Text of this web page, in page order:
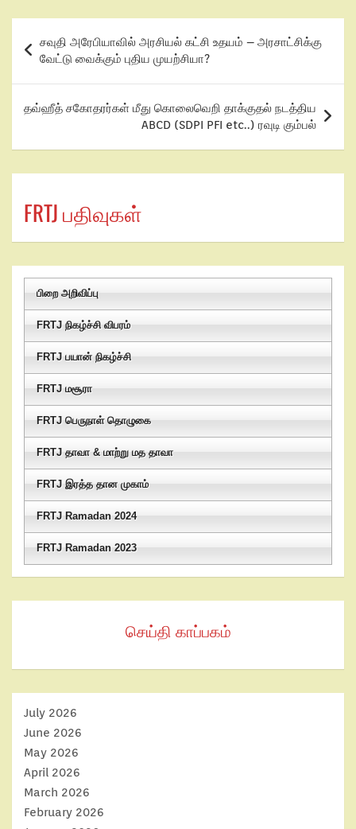
சவுதி அரேபியாவில் அரசியல் கட்சி உதயம் – அரசாட்சிக்கு
வேட்டு வைக்கும் புதிய முயற்சியா?
தவ்ஹீத் சகோதரர்கள் மீது கொலைவெறி தாக்குதல் நடத்திய
ABCD (SDPI PFI etc..) ரவுடி கும்பல்
FRTJ பதிவுகள்
பிறை அறிவிப்பு
FRTJ நிகழ்ச்சி விபரம்
FRTJ பயான் நிகழ்ச்சி
FRTJ மசூரா
FRTJ பெருநாள் தொழுகை
FRTJ தாவா & மாற்று மத தாவா
FRTJ இரத்த தான முகாம்
FRTJ Ramadan 2024
FRTJ Ramadan 2023
செய்தி காப்பகம்
July 2026
June 2026
May 2026
April 2026
March 2026
February 2026